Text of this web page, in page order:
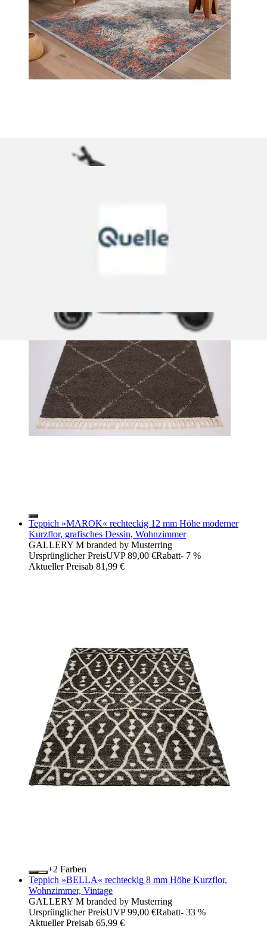
Hochflor-Teppich »Donna« rechteckig 30 mm Höhe
Teppich »MAROK« rechteckig 12 mm Höhe moderner
Kurzflor, grafisches Dessin, Wohnzimmer
GALLERY M branded by Musterring
Ursprünglicher PreisUVP 89,00 €Rabatt- 7 %
Aktueller Preisab 81,99 €
+
Farben
Teppich »BELLA« rechteckig 8 mm Höhe Kurzflor,
Wohnzimmer, Vintage
GALLERY M branded by Musterring
Ursprünglicher PreisUVP 99,00 €Rabatt- 33 %
Aktueller Preisab 65,99 €